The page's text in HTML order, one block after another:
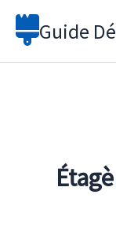
Aller
Guide